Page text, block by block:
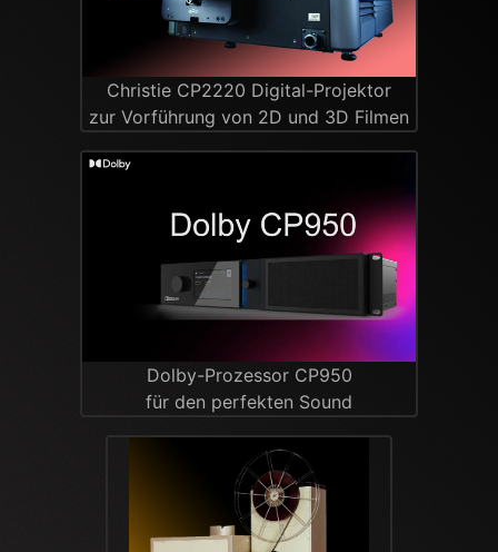
Christie CP2220 Digital-Projektor
zur Vorführung von 2D und 3D Filmen
Dolby-Prozessor CP950
für den perfekten Sound